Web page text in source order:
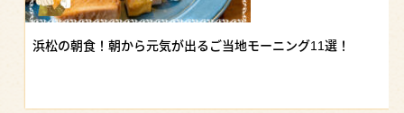
浜松の朝食！朝から元気が出るご当地モーニング11選！